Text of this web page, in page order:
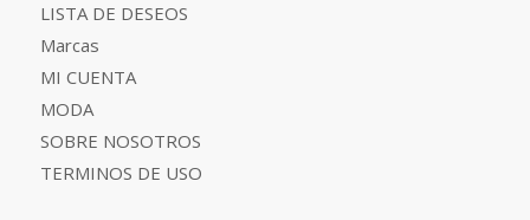
LISTA DE DESEOS
Marcas
MI CUENTA
MODA
SOBRE NOSOTROS
TERMINOS DE USO